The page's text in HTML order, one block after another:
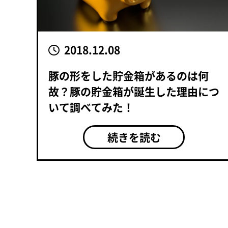
2018.12.08
豚の形をした貯金箱があるのは何
故？豚の貯金箱が誕生した理由につ
いて調べてみた！
続きを読む